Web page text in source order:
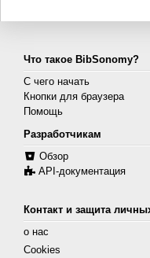
Что такое BibSonomy?
С чего начать
Кнопки для браузера
Помощь
Разработчикам
Обзор
API-документация
Контакт и защита
о нас
Cookies